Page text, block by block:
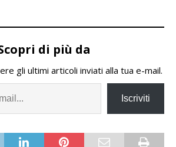
di più da
gli ultimi articoli inviati alla tua e-mail.
Iscriviti